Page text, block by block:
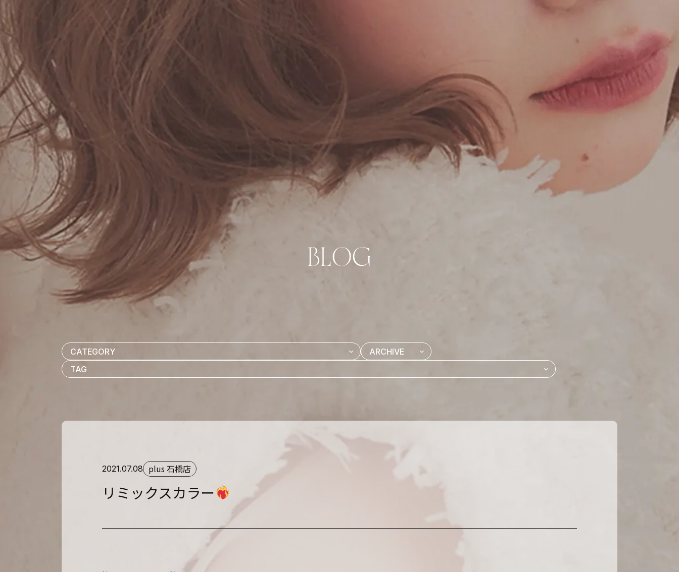
2021.07.08 plus 石橋店
リミックスカラー